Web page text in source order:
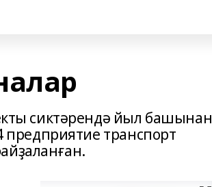
сиктәрендә йыл башынан
предприятие транспорт